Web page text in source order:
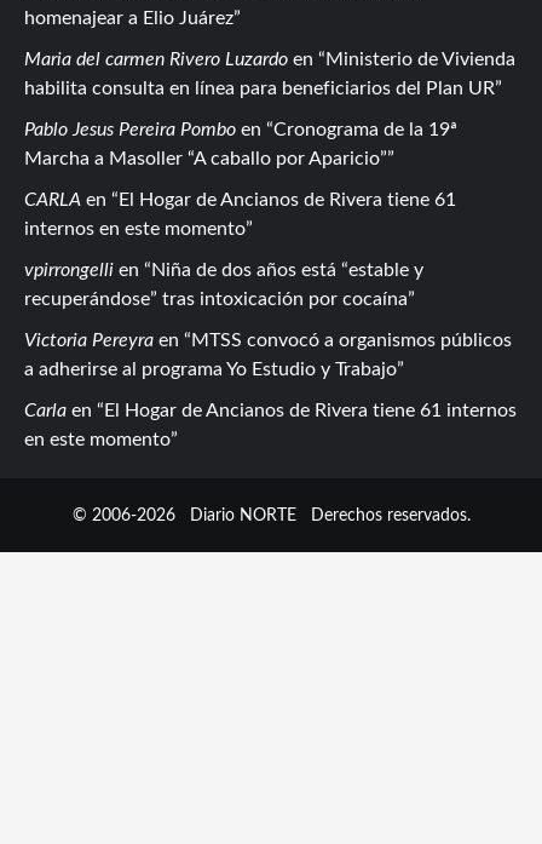
homenajear a Elio Juárez
Maria del carmen Rivero Luzardo en
Ministerio de Vivienda
habilita consulta en línea para beneficiarios del Plan UR
Pablo Jesus Pereira Pombo en
Cronograma de la 19ª
Marcha a Masoller “A caballo por Aparicio”
CARLA en
El Hogar de Ancianos de Rivera tiene 61
internos en este momento
vpirrongelli en
Niña de dos años está “estable y
recuperándose” tras intoxicación por cocaína
Victoria Pereyra en
MTSS convocó a organismos públicos
a adherirse al programa Yo Estudio y Trabajo
Carla en
El Hogar de Ancianos de Rivera tiene 61 internos
en este momento
© 2006-2026 Diario NORTEDerechos reservados.